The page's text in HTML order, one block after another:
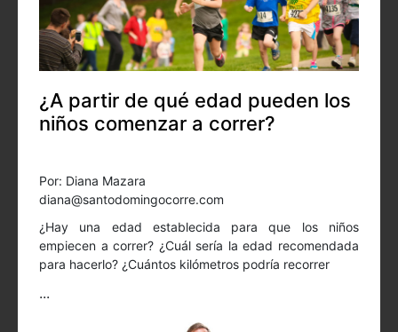
¿A partir de qué edad pueden los
niños comenzar a correr?
Por: Diana Mazara
diana@santodomingocorre.com
¿Hay una edad establecida para que los niños
empiecen a correr? ¿Cuál sería la edad recomendada
para hacerlo? ¿Cuántos kilómetros podría recorrer
...